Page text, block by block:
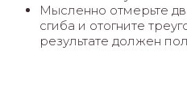
Мысленно отмерьте
сгиба и отогните
результате должен